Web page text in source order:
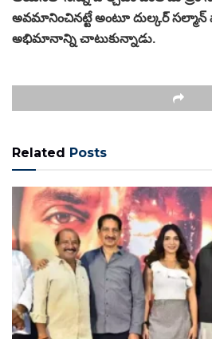
అవమానించినట్టే అంటూ దుల్కర్ సల్మాన్
అభిమానాన్ని చాటుకున్నాడు.
Related Posts